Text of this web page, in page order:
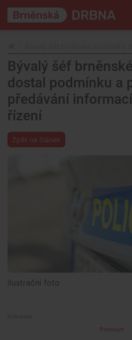
Bývalý šéf
dostal podmínku a
předávání
řízení
Zpět na článek
ilustrační foto
Premium